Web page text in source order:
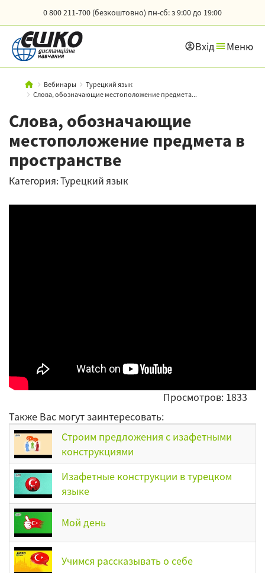
0 800 211-700 (безкоштовно) пн-сб: з 9:00 до 19:00
Вхід Меню
Вебинары
Турецкий язык
Слова, обозначающие местоположение предмета...
Слова, обозначающие
местоположение предмета в
пространстве
Категория: Турецкий язык
Просмотров: 1833
Также Вас могут заинтересовать:
Строим предложения с изафетными
конструкциями
Изафетные конструкции в турецком
языке
Мой день
Учимся рассказывать о себе